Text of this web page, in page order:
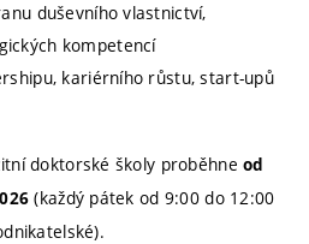
duševního vlastnictví,
kompetencí
kariérního růstu, start-upů
doktorské školy proběhneod
(každý pátek od 9:00 do 12:00